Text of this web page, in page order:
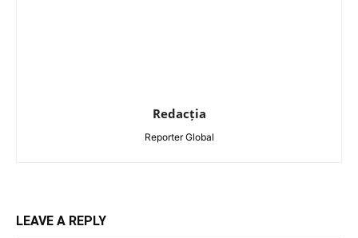
Redacția
Reporter Global
LEAVE A REPLY